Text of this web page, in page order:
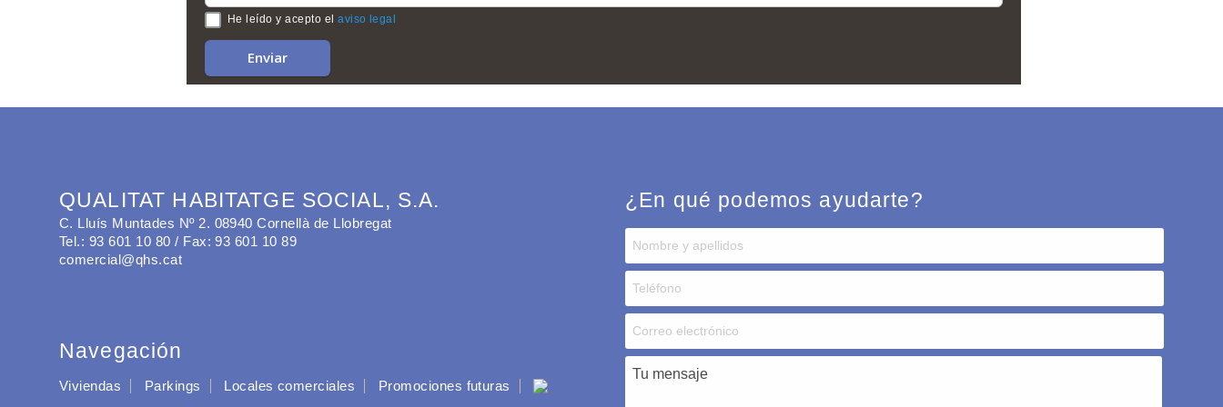
He leído y acepto elaviso legal
QUALITAT HABITATGE SOCIAL, S.A.
C. Lluís Muntades Nº 2. 08940 Cornellà de Llobregat
Tel.: 93 601 10 80 / Fax: 93 601 10 89
comercial@qhs.cat
Navegación
Viviendas Parkings Locales comerciales Promociones futuras
¿En qué podemos ayudarte?